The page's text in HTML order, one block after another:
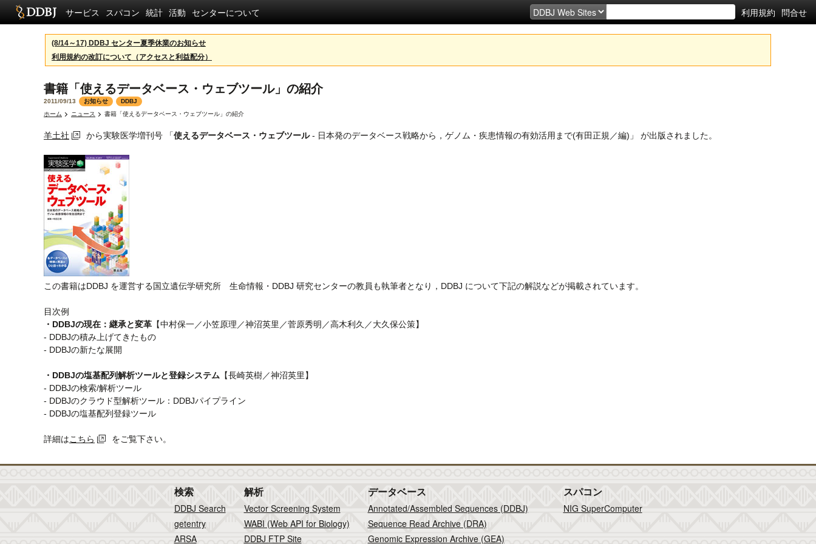
サービス スパコン 統計 活動 センターについて 利用規約 問合せ
(8/14～17) DDBJ センター夏季休業のお知らせ
利用規約の改訂について（アクセスと利益配分）
書籍「使えるデータベース・ウェブツール」の紹介
2011/09/13 お知らせ
DDBJ
ホーム
ニュース 書籍「使えるデータベース・ウェブツール」の紹介
羊土社 から実験医学増刊号 「使えるデータベース・ウェブツール- 日本発のデータベース戦略から，ゲノム・疾患情報の有効活用まで(有田正規／編)」 が出版されました。
この書籍はDDBJ を運営する国立遺伝学研究所 生命情報・DDBJ 研究センターの教員も執筆者となり，DDBJ について下記の解説などが掲載されています。
目次例
・DDBJの現在：継承と変革 【中村保一／小笠原理／神沼英里／菅原秀明／高木利久／大久保公策】
- DDBJの積み上げてきたもの
- DDBJの新たな展開
・DDBJの塩基配列解析ツールと登録システム 【長崎英樹／神沼英里】
- DDBJの検索/解析ツール
- DDBJのクラウド型解析ツール：DDBJパイプライン
- DDBJの塩基配列登録ツール
詳細はこちら をご覧下さい。
検索
DDBJ Search
getentry
ARSA
解析
Vector Screening System
WABI (Web API for Biology)
DDBJ FTP Site
データベース
Annotated/Assembled Sequences (DDBJ)
Sequence Read Archive (DRA)
Genomic Expression Archive (GEA)
スパコン
NIG SuperComputer